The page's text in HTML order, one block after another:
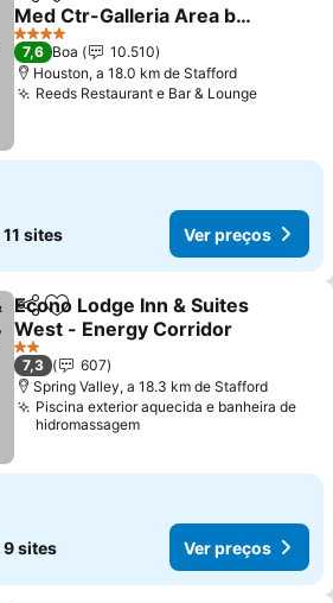
Med Ctr-Galleria Area by
IHG
Ver preços
4 Estrelas
7,6 Boa
10.510
Houston, a 18.0 km de Stafford
Reeds Restaurant e Bar & LoungeVer
11 sites Ver preços
PartilharAdicionar aos favoritos
Econo Lodge Inn & Suites
West - Energy Corridor
Ver preços
2 Estrelas
7,3
607
Spring Valley, a 18.3 km de Stafford
Piscina exterior aquecida e banheira de
hidromassagem
9 sites Ver preços